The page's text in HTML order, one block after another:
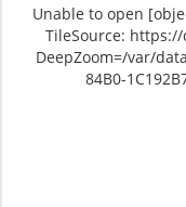
Unable to open
TileSource:
DeepZoom=/var/
84B0-